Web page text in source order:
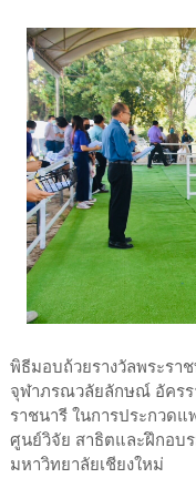
พิธีมอบถ้วยรางวัลพระรา
จุฬาภรณวลัยลักษณ์ อัครร
ราชนารี ในการประกวด
ศูนย์วิจัย สาธิตและฝึกอบ
มหาวิทยาลัยเชียงใหม่